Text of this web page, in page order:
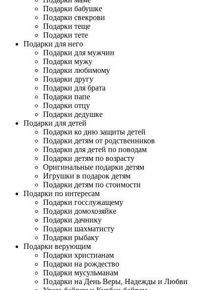
Подарки бабушке
Подарки свекрови
Подарки теще
Подарки тете
Подарки для него
Подарки для мужчин
Подарки мужу
Подарки любимому
Подарки другу
Подарки для брата
Подарки папе
Подарки отцу
Подарки дедушке
Подарки для детей
Подарки ко дню защиты детей
Подарки детям от родственников
Подарки для детей по поводам
Подарки детям по возрасту
Оригинальные подарки детям
Игрушки в подарок детям
Подарки детям по стоимости
Подарки по интересам
Подарки госслужащему
Подарки домохозяйке
Подарки дачнику
Подарки шахматисту
Подарки рыбаку
Подарки верующим
Подарки христианам
Подарки на рождество
Подарки мусульманам
Подарки на День Веры, Надежды и Любви